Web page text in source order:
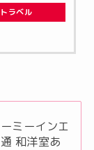
ラベル
ミーインエ
和洋室あ